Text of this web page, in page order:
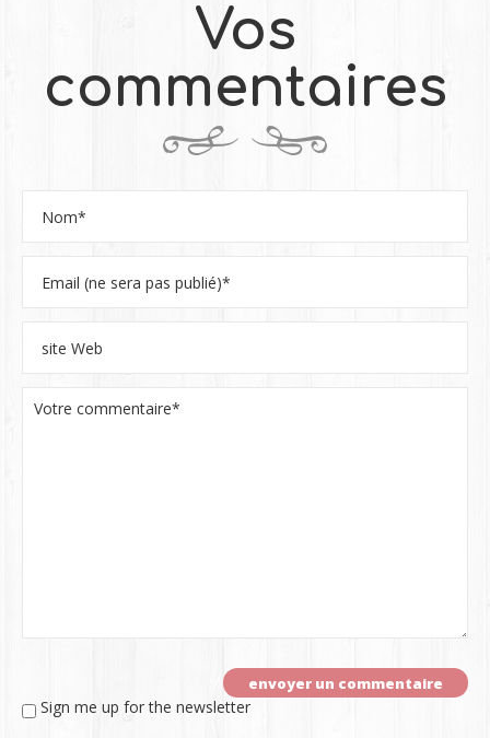
Vos
commentaires
Sign me up for the newsletter